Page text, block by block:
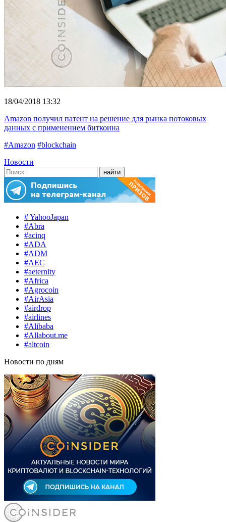
18/04/2018 13:32
Amazon получил патент на решение для рынка потоковых
данных с применением биткоина
#Amazon #blockchain
Новости
# YahooJapan
#Abra
#acinq
#ADA
#ADM
#AEC
#aeternity
#Africa
#Agrocoin
#AirAsia
#airdrop
#airlines
#Alibaba
#Allabout.me
#altcoin
Новости по дням